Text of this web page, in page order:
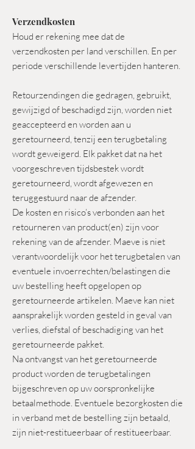
Verzendkosten
Houd er rekening mee dat de
verzendkosten per land verschillen. En per
periode verschillende levertijden hanteren.
Retourzendingen die gedragen, gebruikt,
gewijzigd of beschadigd zijn, worden niet
geaccepteerd en worden aan u
geretourneerd, tenzij een terugbetaling
wordt geweigerd. Elk pakket dat na het
voorgeschreven tijdsbestek wordt
geretourneerd, wordt afgewezen en
teruggestuurd naar de afzender.
De kosten en risico’s verbonden aan het
retourneren van product(en) zijn voor
rekening van de afzender. Maeve is niet
verantwoordelijk voor het terugbetalen van
eventuele invoerrechten/belastingen die
uw bestelling heeft opgelopen op
geretourneerde artikelen. Maeve kan niet
aansprakelijk worden gesteld in geval van
verlies, diefstal of beschadiging van het
geretourneerde pakket.
Na ontvangst van het geretourneerde
product worden de terugbetalingen
bijgeschreven op uw oorspronkelijke
betaalmethode. Eventuele bezorgkosten die
in verband met de bestelling zijn betaald,
zijn niet-restitueerbaar of restitueerbaar.